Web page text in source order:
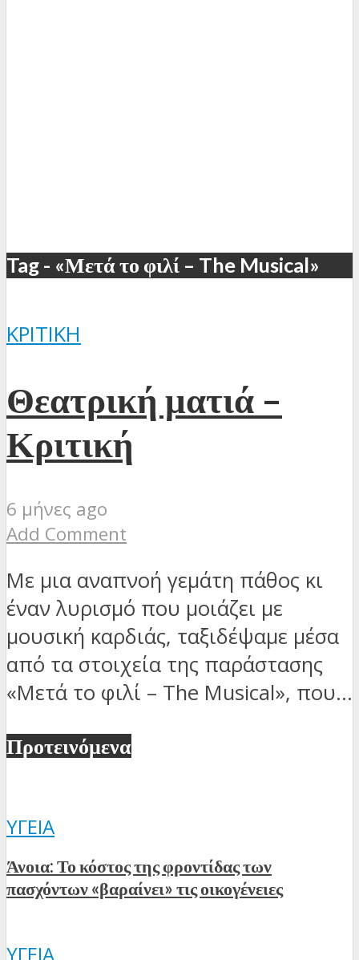
Tag - «Μετά το φιλί – The Musical»
ΚΡΙΤΙΚΉ
Θεατρική ματιά –
Κριτική
6 μήνες ago
Add Comment
Με μια αναπνοή γεμάτη πάθος κι
έναν λυρισμό που μοιάζει με
μουσική καρδιάς, ταξιδέψαμε μέσα
από τα στοιχεία της παράστασης
«Μετά το φιλί – The Musical», που...
Προτεινόμενα
ΥΓΕΊΑ
Άνοια: Το κόστος της φροντίδας των
πασχόντων «βαραίνει» τις οικογένειες
ΥΓΕΊΑ